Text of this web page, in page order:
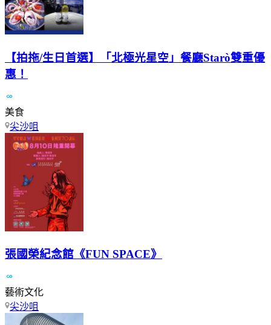
【拍拖/生日首選】「北極光星空」餐廳Starò雙重優
惠！
美食
尖沙咀
張國榮紀念館《FUN SPACE》
藝術文化
尖沙咀